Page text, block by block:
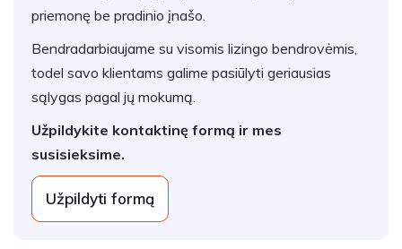
priemonę be pradinio įnašo.
Bendradarbiaujame su visomis lizingo bendrovėmis,
todel savo klientams galime pasiūlyti geriausias
sąlygas pagal jų mokumą.
Užpildykite kontaktinę formą ir mes
susisieksime.
Užpildyti formą